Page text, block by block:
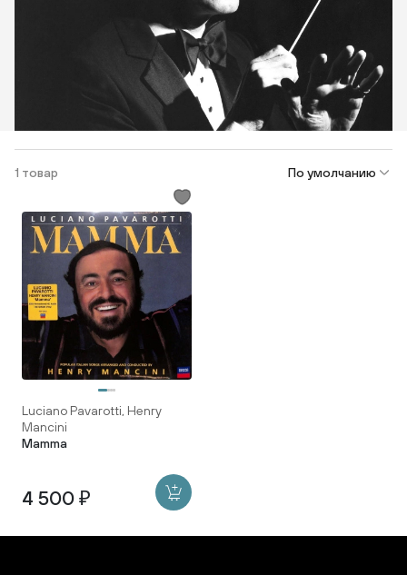
1 товар По умолчанию
Luciano Pavarotti, Henry
Mancini
Mamma
4 500 ₽